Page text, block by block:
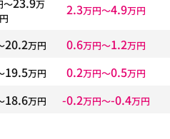
〜
万
円
2.3万円〜4.9万円
20.2万円 0.6万円〜1.2万円
19.5万円 0.2万円〜0.5万円
18.6万円 -0.2万円〜-0.4万円